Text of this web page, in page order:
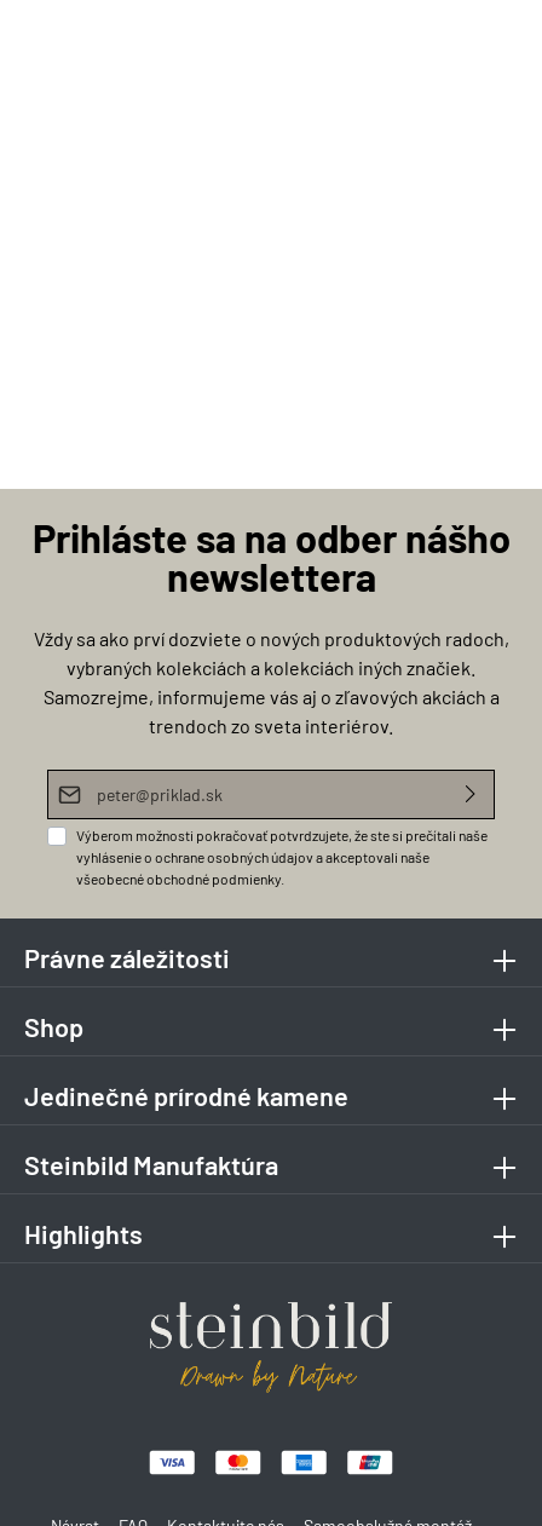
Prihláste sa na odber nášho
newslettera
Vždy sa ako prví dozviete o nových produktových radoch,
vybraných kolekciách a kolekciách iných značiek.
Samozrejme, informujeme vás aj o zľavových akciách a
trendoch zo sveta interiérov.
E-mailová adresa*
Výberom možnosti pokračovať potvrdzujete, že ste si prečítali naše
vyhlásenie o ochrane osobných údajova akceptovali naše
všeobecné obchodné podmienky
Právne záležitosti
Shop
Jedinečné prírodné kamene
Steinbild Manufaktúra
Highlights